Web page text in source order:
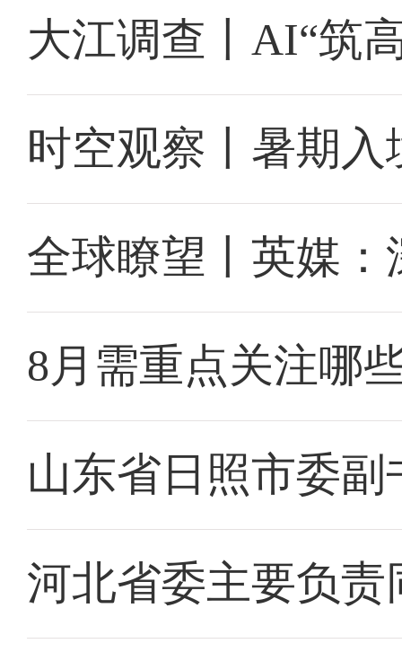
大江调查丨AI“筑
时空观察丨暑期入
全球瞭望丨英媒
8月需重点关注哪
山东省日照市委
河北省委主要负